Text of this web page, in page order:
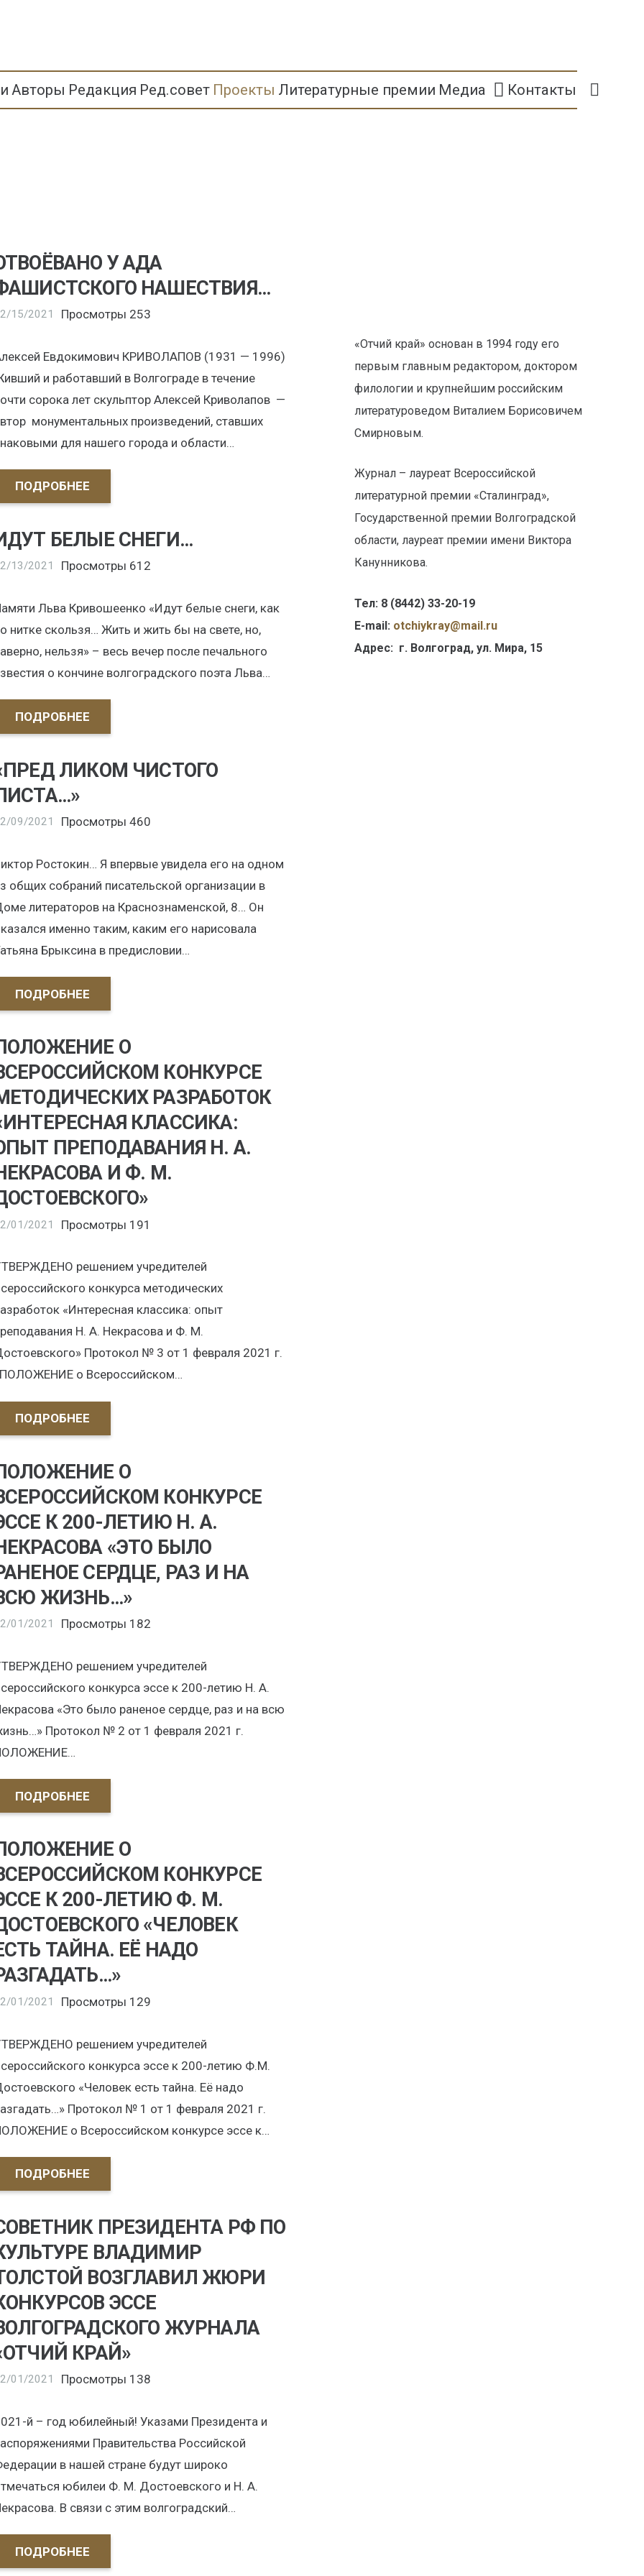
Авторы Редакция Ред.совет Проекты Литературные премии Медиа Контакты
У АДА
НАШЕСТВИЯ…
15/2021 Просмотры 253
Евдокимович КРИВОЛАПОВ (1931 — 1996)
и работавший в Волгограде в течение
сорока лет скульптор Алексей Криволапов —
монументальных произведений, ставших
для нашего города и области…
ПОДРОБНЕЕ
БЕЛЫЕ СНЕГИ…
13/2021 Просмотры 612
Льва Кривошеенко «Идут белые снеги, как
нитке скользя… Жить и жить бы на свете, но,
нельзя» – весь вечер после печального
о кончине волгоградского поэта Льва…
ПОДРОБНЕЕ
ЛИКОМ ЧИСТОГО
09/2021 Просмотры 460
Ростокин… Я впервые увидела его на одном
общих собраний писательской организации в
литераторов на Краснознаменской, 8… Он
именно таким, каким его нарисовала
Брыксина в предисловии…
ПОДРОБНЕЕ
О
КОНКУРСЕ
РАЗРАБОТОК
КЛАССИКА:
ПРЕПОДАВАНИЯ Н. А.
И Ф. М.
01/2021 Просмотры 191
решением учредителей
конкурса методических
«Интересная классика: опыт
Н. А. Некрасова и Ф. М.
Протокол № 3 от 1 февраля 2021 г.
о Всероссийском…
ПОДРОБНЕЕ
О
КОНКУРСЕ
К 200-ЛЕТИЮ Н. А.
«ЭТО БЫЛО
СЕРДЦЕ, РАЗ И НА
ЖИЗНЬ…»
01/2021 Просмотры 182
решением учредителей
конкурса эссе к 200-летию Н. А.
«Это было раненое сердце, раз и на всю
Протокол № 2 от 1 февраля 2021 г.
ПОДРОБНЕЕ
О
КОНКУРСЕ
К 200-ЛЕТИЮ Ф. М.
«ЧЕЛОВЕК
ТАЙНА. ЕЁ НАДО
01/2021 Просмотры 129
решением учредителей
конкурса эссе к 200-летию Ф.М.
«Человек есть тайна. Её надо
Протокол № 1 от 1 февраля 2021 г.
о Всероссийском конкурсе эссе к…
ПОДРОБНЕЕ
ПРЕЗИДЕНТА РФ ПО
ВЛАДИМИР
ВОЗГЛАВИЛ ЖЮРИ
ЭССЕ
ЖУРНАЛА
КРАЙ»
01/2021 Просмотры 138
й – год юбилейный! Указами Президента и
Правительства Российской
в нашей стране будут широко
юбилеи Ф. М. Достоевского и Н. А.
В связи с этим волгоградский…
ПОДРОБНЕЕ
«Отчий край» основан в 1994 году его
первым главным редактором, доктором
филологии и крупнейшим российским
литературоведом Виталием Борисовичем
Смирновым.
Журнал – лауреат Всероссийской
литературной премии «Сталинград»,
Государственной премии Волгоградской
области, лауреат премии имени Виктора
Канунникова.
Тел: 8 (8442) 33-20-19
E-mail: otсhiykray@mail.ru
Адрес: г. Волгоград, ул. Мира, 15